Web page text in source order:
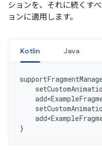
ションを、それに続くす
ョンに適用します。
Kotlin Java
}